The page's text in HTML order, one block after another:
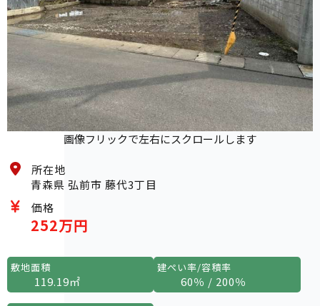
所在地
青森県 弘前市 藤代3丁目
価格
252万円
敷地面積
119.19㎡
建ぺい率/容積率
60％ / 200％
画像フリックで左右にスクロールします